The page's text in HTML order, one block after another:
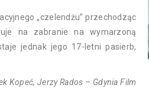
„czelendżu” przechodząc
na zabranie na wymarzoną
jednak jego 17-letni pasierb,
Kopeć, Jerzy Rados – Gdynia Film